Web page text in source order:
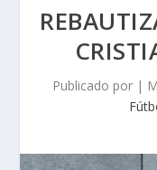
Publicado por |